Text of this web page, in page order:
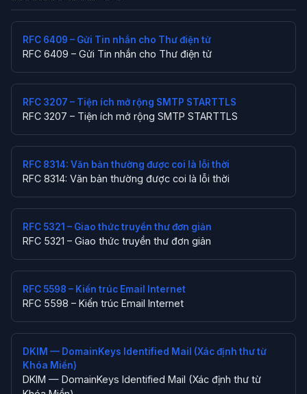
RFC 6409 – Gửi Tin nhắn cho Thư điện tử
RFC 6409 – Gửi Tin nhắn cho Thư điện tử
RFC 3207 – Tiện ích mở rộng SMTP STARTTLS
RFC 3207 – Tiện ích mở rộng SMTP STARTTLS
RFC 8314: Văn bản thường được coi là lỗi thời
RFC 8314: Văn bản thường được coi là lỗi thời
RFC 5321 – Giao thức truyền thư đơn giản
RFC 5321 – Giao thức truyền thư đơn giản
RFC 5598 – Kiến trúc Email Internet
RFC 5598 – Kiến trúc Email Internet
DKIM — DomainKeys Identified Mail (Xác định thư từ
Khóa Miền)
DKIM — DomainKeys Identified Mail (Xác định thư từ